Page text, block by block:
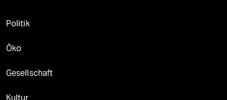
Politik
Öko
Gesellschaft
Kultur